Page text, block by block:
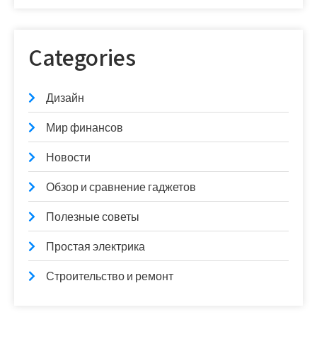
Categories
Дизайн
Мир финансов
Новости
Обзор и сравнение гаджетов
Полезные советы
Простая электрика
Строительство и ремонт